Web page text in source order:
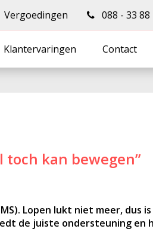
Vergoedingen 088 - 33 88
Klantervaringen Contact
kan bewegen”
Lopen lukt niet meer, dus
de juiste ondersteuning en